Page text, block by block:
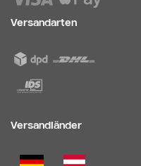
Versandarten
Versandländer